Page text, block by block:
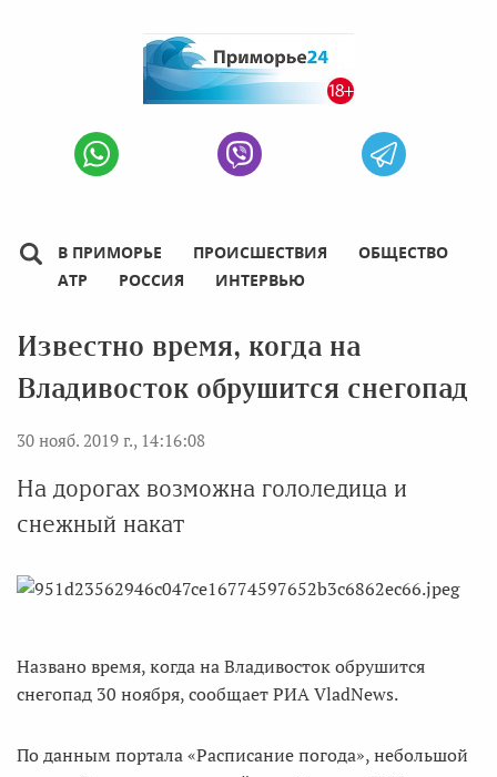
В ПРИМОРЬЕ ПРОИСШЕСТВИЯ
ОБЩЕСТВО
АТР
РОССИЯ ИНТЕРВЬЮ
Известно время, когда на
Владивосток обрушится снегопад
30 нояб. 2019 г., 14:16:08
На дорогах возможна гололедица и
снежный накат
Названо время, когда на Владивосток обрушится
снегопад 30 ноября, сообщает РИА VladNews.
По данным портала «Расписание погода», небольшой